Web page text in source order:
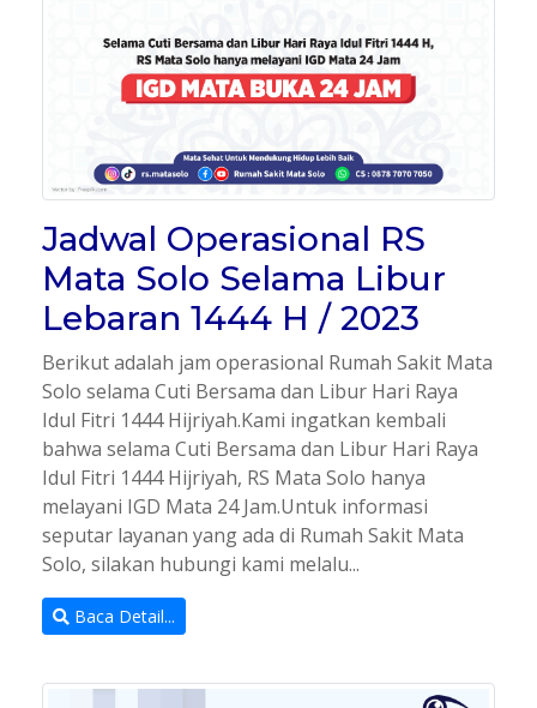
Jadwal Operasional RS
Mata Solo Selama Libur
Lebaran 1444 H / 2023
Berikut adalah jam operasional Rumah Sakit Mata
Solo selama Cuti Bersama dan Libur Hari Raya
Idul Fitri 1444 Hijriyah.Kami ingatkan kembali
bahwa selama Cuti Bersama dan Libur Hari Raya
Idul Fitri 1444 Hijriyah, RS Mata Solo hanya
melayani IGD Mata 24 Jam.Untuk informasi
seputar layanan yang ada di Rumah Sakit Mata
Solo, silakan hubungi kami melalu...
Baca Detail...